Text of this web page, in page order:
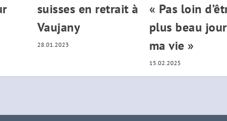
suisses en retrait à
Vaujany
28.01.2023
« Pas loin
plus beau
ma vie »
15.02.2025